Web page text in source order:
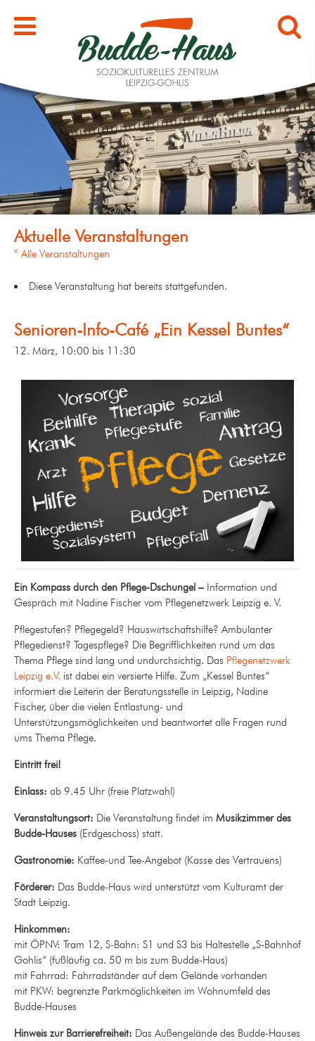
« Alle Veranstaltungen
Diese Veranstaltung hat bereits stattgefunden.
Senioren-Info-Café „Ein Kessel Buntes“
12. März, 10:00 bis 11:30
Ein Kompass durch den Pflege-Dschungel – Information und
Gespräch mit Nadine Fischer vom Pflegenetzwerk Leipzig e. V.
Pflegestufen? Pflegegeld? Hauswirtschaftshilfe? Ambulanter
Pflegedienst? Tagespflege? Die Begrifflichkeiten rund um das
Thema Pflege sind lang und undurchsichtig. Das Pflegenetzwerk
Leipzig e.V. ist dabei ein versierte Hilfe. Zum „Kessel Buntes“
informiert die Leiterin der Beratungsstelle in Leipzig, Nadine
Fischer, über die vielen Entlastung- und
Unterstützungsmöglichkeiten und beantwortet alle Fragen rund
ums Thema Pflege.
Eintritt frei!
Einlass: ab 9.45 Uhr (freie Platzwahl)
Veranstaltungsort: Die Veranstaltung findet im Musikzimmer des
Budde-Hauses (Erdgeschoss) statt.
Gastronomie: Kaffee-und Tee-Angebot (Kasse des Vertrauens)
Förderer: Das Budde-Haus wird unterstützt vom Kulturamt der
Stadt Leipzig.
Hinkommen:
mit ÖPNV: Tram 12, S-Bahn: S1 und S3 bis Haltestelle „S-Bahnhof
Gohlis“ (fußläufig ca. 50 m bis zum Budde-Haus)
mit Fahrrad: Fahrradständer auf dem Gelände vorhanden
mit PKW: begrenzte Parkmöglichkeiten im Wohnumfeld des
Budde-Hauses
Hinweis zur Barrierefreiheit: Das Außengelände des Budde-Hauses